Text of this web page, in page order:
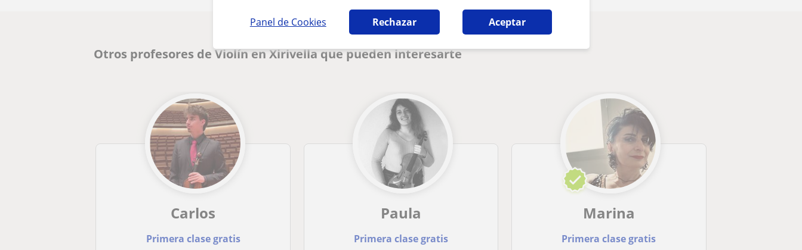
Panel de Cookies Rechazar Aceptar
Otros profesores de Violín en Xirivella que pueden interesarte
Carlos
Primera clase gratis
Paula
Primera clase gratis
Marina
Primera clase gratis